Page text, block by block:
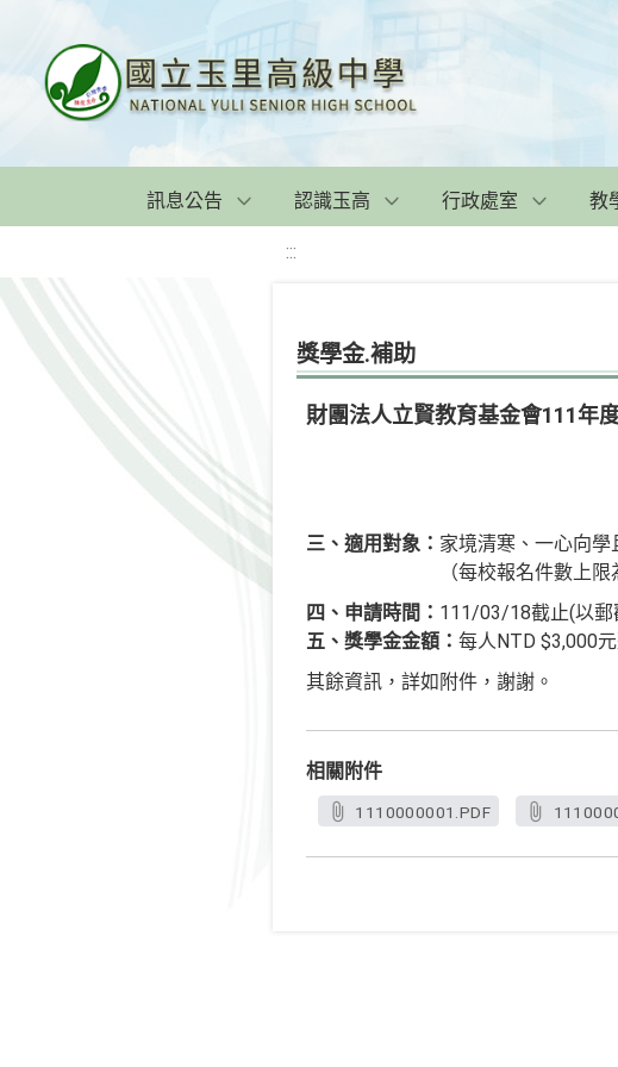
訊息公告 認識玉高 行政處室 教
:::
獎學金.補助
財團法人立賢教育基金會111年
三、適用對象： 家境清寒、一心向學
（每校報名件數上限
四、申請時間： 111/03/18截止(以郵
五、獎學金金額： 每人NTD $3,000
其餘資訊，詳如附件，謝謝。
相關附件
1110000001.PDF